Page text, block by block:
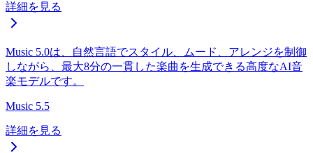
詳細を見る
Music 5.0は、自然言語でスタイル、ムード、アレンジを制御
しながら、最大8分の一貫した楽曲を生成できる高度なAI音
楽モデルです。
Music 5.5
詳細を見る